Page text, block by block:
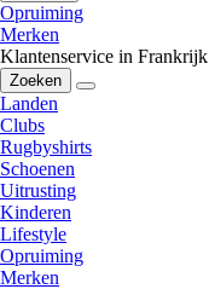
Opruiming
Merken
Klantenservice in Frankrijk
Zoeken
Landen
Clubs
Rugbyshirts
Schoenen
Uitrusting
Kinderen
Lifestyle
Opruiming
Merken